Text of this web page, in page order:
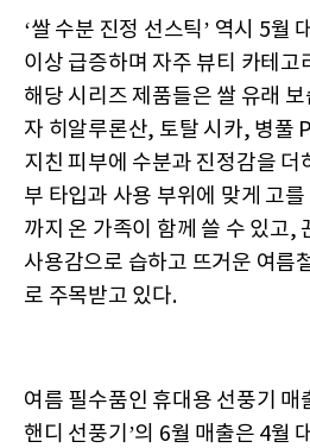
‘쌀 수분 진정 선스틱’ 역시 5월
이상 급증하며 자주 뷰티 카테고
해당 시리즈 제품들은 쌀 유래
자 히알루론산, 토탈 시카, 병풀
지친 피부에 수분과 진정감을 더
부 타입과 사용 부위에 맞게 고
까지 온 가족이 함께 쓸 수 있고,
사용감으로 습하고 뜨거운 여름
로 주목받고 있다.
여름 필수품인 휴대용 선풍기 매
핸디 선풍기’의 6월 매출은 4월